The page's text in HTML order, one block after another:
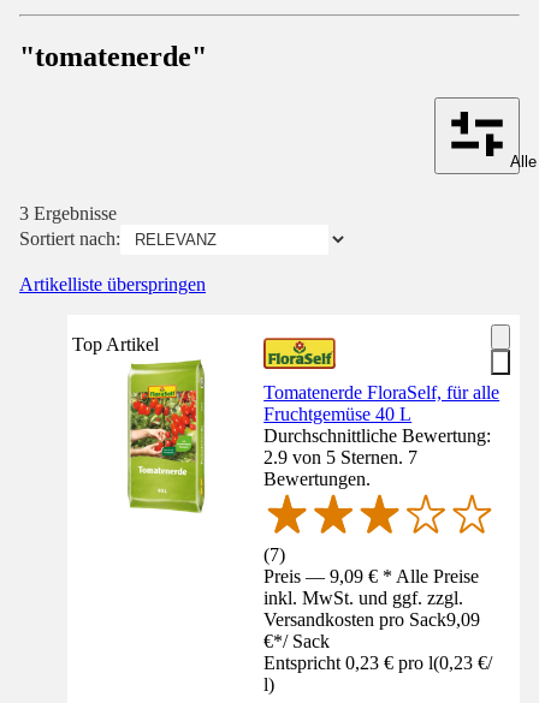
"tomatenerde"
3 Ergebnisse
Sortiert nach:
Artikelliste überspringen
Top Artikel
Tomatenerde FloraSelf, für alle
Fruchtgemüse 40 L
Durchschnittliche Bewertung:
2.9 von 5 Sternen. 7
Bewertungen.
(7)
Preis — 9,09 € * Alle Preise
inkl. MwSt. und ggf. zzgl.
Versandkosten pro Sack9,09
€*/ Sack
Entspricht 0,23 € pro l(0,23 €/
l)